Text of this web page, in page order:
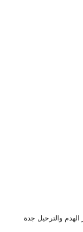
الهدم والترحيل جدة